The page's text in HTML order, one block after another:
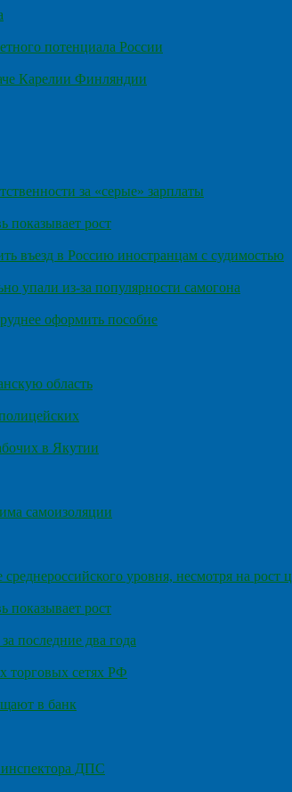
потенциала России
Карелии Финляндии
за «серые» зарплаты
показывает рост
въезд в Россию иностранцам с судимостью
упали из-за популярности самогона
оформить пособие
область
в Якутии
самоизоляции
уровня, несмотря на рост
показывает рост
последние два года
торговых сетях РФ
в банк
инспектора ДПС